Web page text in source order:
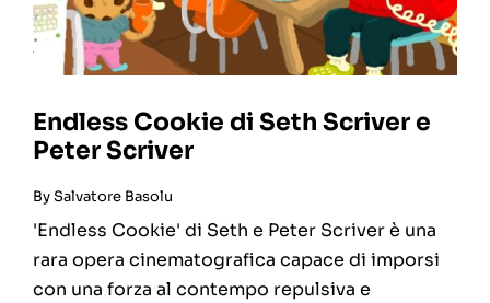
Endless Cookie di Seth Scriver e
Peter Scriver
BySalvatore Basolu
'Endless Cookie' di Seth e Peter Scriver è una
rara opera cinematografica capace di imporsi
con una forza al contempo repulsiva e